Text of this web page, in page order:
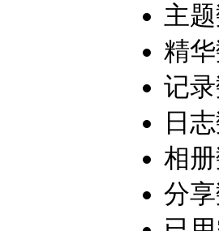
主
精
记
日
相
分